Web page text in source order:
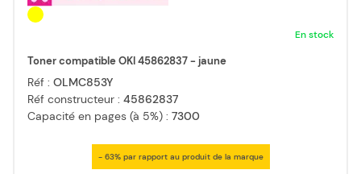
En stock
Toner compatible OKI 45862837 - jaune
Réf : OLMC853Y
Réf constructeur : 45862837
Capacité en pages (à 5%) : 7300
- 63% par rapport au produit de la marque